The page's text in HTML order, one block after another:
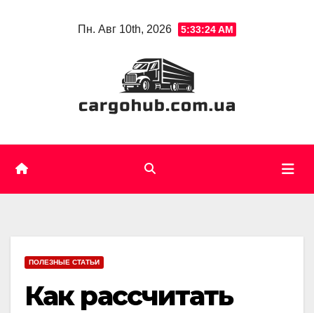
Пн. Авг 10th, 2026 5:33:25 AM
ПОЛЕЗНЫЕ СТАТЬИ
Как рассчитать